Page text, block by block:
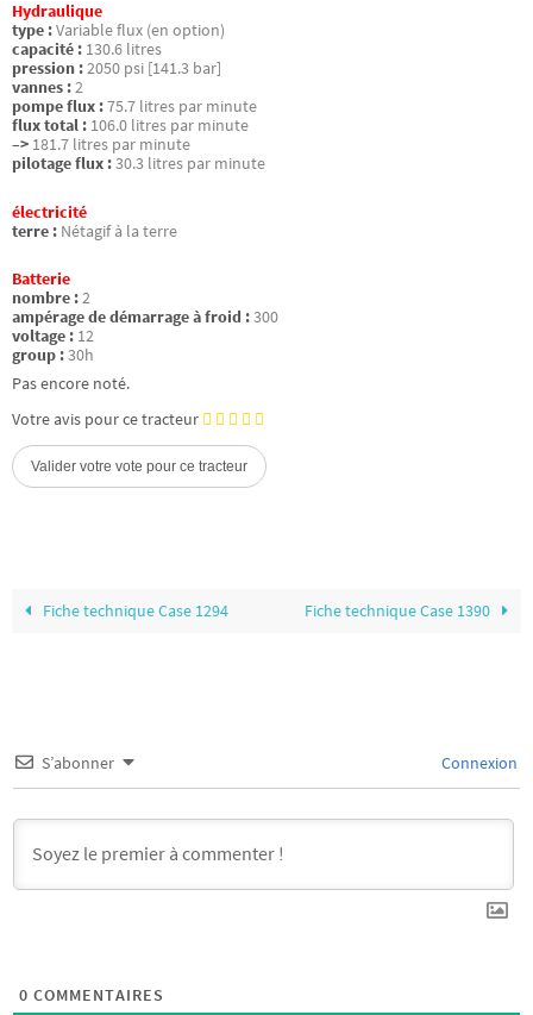
Hydraulique
type :Variable flux (en option)
capacité : 130.6 litres
pression :2050 psi [141.3 bar]
vannes :2
pompe flux :75.7 litres par minute
flux total : 106.0 litres par minute
–> 181.7 litres par minute
pilotage flux :30.3 litres par minute
électricité
terre : Nétagif à la terre
Batterie
nombre :2
ampérage de démarrage à froid :300
voltage : 12
group :30h
Pas encore noté.
Votre avis pour ce tracteur
Fiche technique Case 1294 Fiche technique Case 1390
S’abonner Connexion
0 COMMENTAIRES